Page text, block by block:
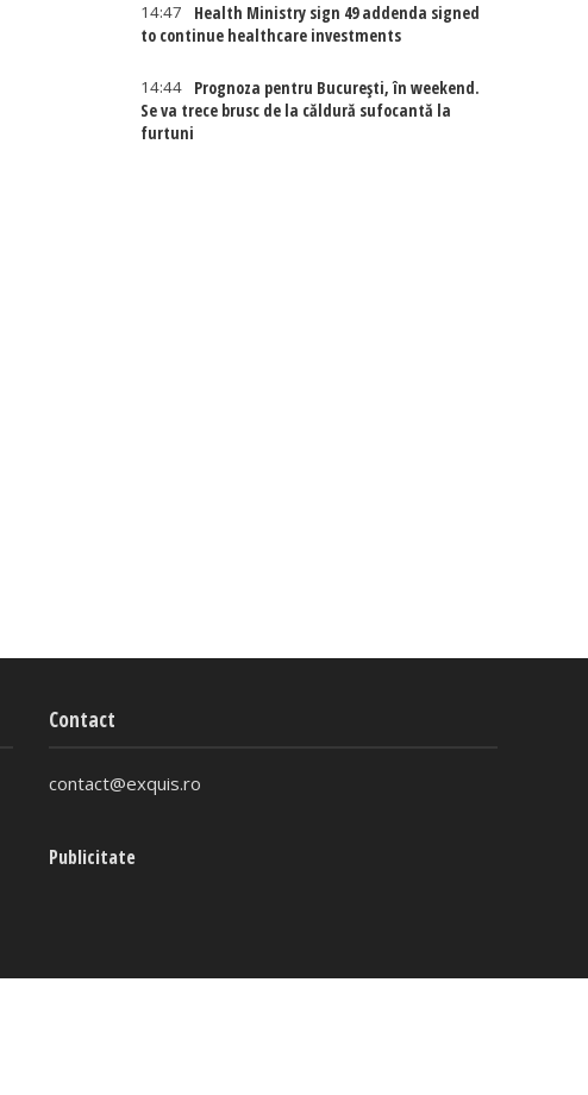
14:47
Health Ministry sign 49 addenda signed
to continue healthcare investments
14:44
Prognoza pentru București, în weekend.
Se va trece brusc de la căldură sufocantă la
furtuni
Contact
contact@exquis.ro
Publicitate